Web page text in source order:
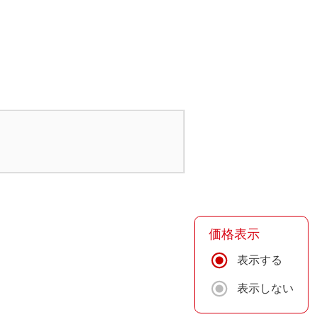
価格表示
表示する
表示しない